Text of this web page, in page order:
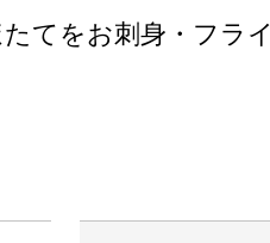
てをお刺身・フラ